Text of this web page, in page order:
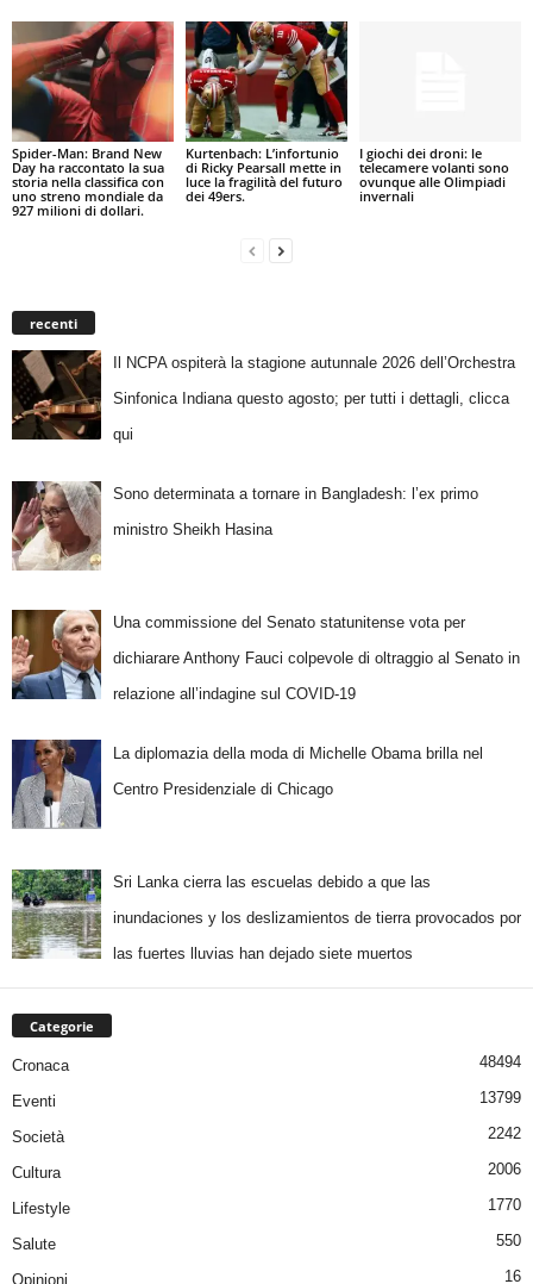
Spider-Man: Brand New
Day ha raccontato la sua
storia nella classifica con
uno streno mondiale da
927 milioni di dollari.
Kurtenbach: L’infortunio
di Ricky Pearsall mette in
luce la fragilità del futuro
dei 49ers.
I giochi dei droni: le
telecamere volanti sono
ovunque alle Olimpiadi
invernali
recenti
Il NCPA ospiterà la stagione autunnale 2026 dell’Orchestra
Sinfonica Indiana questo agosto; per tutti i dettagli, clicca
qui
Sono determinata a tornare in Bangladesh: l’ex primo
ministro Sheikh Hasina
Una commissione del Senato statunitense vota per
dichiarare Anthony Fauci colpevole di oltraggio al Senato in
relazione all’indagine sul COVID-19
La diplomazia della moda di Michelle Obama brilla nel
Centro Presidenziale di Chicago
Sri Lanka cierra las escuelas debido a que las
inundaciones y los deslizamientos de tierra provocados por
las fuertes lluvias han dejado siete muertos
Categorie
Cronaca 48494
Eventi 13799
Società 2242
Cultura 2006
Lifestyle 1770
Salute 550
Opinioni 16